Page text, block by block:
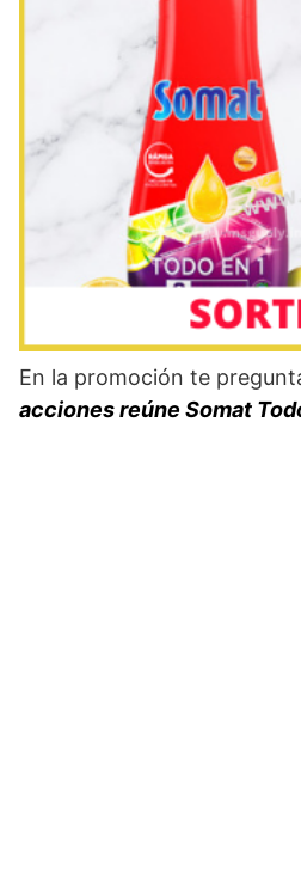
En la promoción te
acciones reúne Somat